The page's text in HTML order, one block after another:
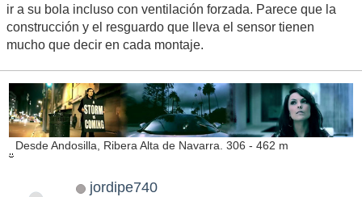
ir a su bola incluso con ventilación forzada. Parece que la
construcción y el resguardo que lleva el sensor tienen
mucho que decir en cada montaje.
Desde Andosilla, Ribera Alta de Navarra. 306 - 462 m
jordipe740